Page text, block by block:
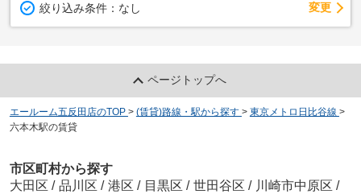
絞り込み条件： なし 変更
ページトップへ
エールーム五反田店のTOP > (賃貸)路線・駅から探す > 東京メトロ日比谷線 >
六本木駅の賃貸
市区町村から探す
大田区 / 品川区 / 港区 / 目黒区 / 世田谷区 / 川崎市中原区 /